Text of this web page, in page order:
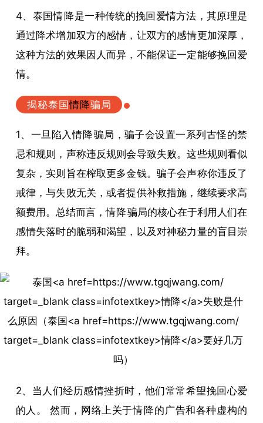
4、泰国情降是一种传统的挽回爱情方法，其原理是
通过降术增加双方的感情，让双方的感情更加深厚，
这种方法的效果因人而异，不能保证一定能够挽回爱
情。
揭秘泰国情降骗局
1、一旦陷入情降骗局，骗子会设置一系列古怪的禁
忌和规则，声称违反规则会导致失败。这些规则看似
复杂，实则旨在榨取更多金钱。骗子会声称你违反了
戒律，与失败无关，或者提供补救措施，继续要求高
额费用。总结而言，情降骗局的核心在于利用人们在
感情失落时的脆弱和渴望，以及对神秘力量的盲目崇
拜。
2、当人们经历感情挫折时，他们常常希望挽回心爱
的人。 然而，网络上关于情降的广告和各种虚构的